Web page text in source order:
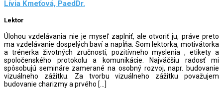
Lívia Kmeťová, PaedDr.
Lektor
Úlohou vzdelávania nie je myseľ zaplniť, ale otvoriť ju, práve preto
ma vzdelávanie dospelých baví a napĺňa. Som lektorka, motivátorka
a trénerka životných zručností, pozitívneho myslenia , etikety a
spoločenského protokolu a komunikácie. Najväčšiu radosť mi
spôsobujú semináre zamerané na osobný rozvoj, napr. budovanie
vizuálneho zážitku. Za tvorbu vizuálneho zážitku považujem
budovanie charizmy a prvého […]